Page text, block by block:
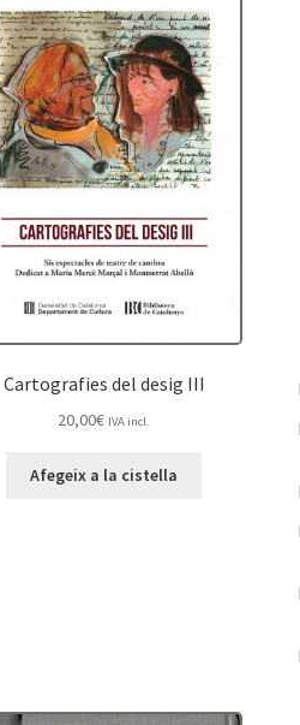
Cartografies del desig III
20,00€ IVA incl.
Afegeix a la cistella